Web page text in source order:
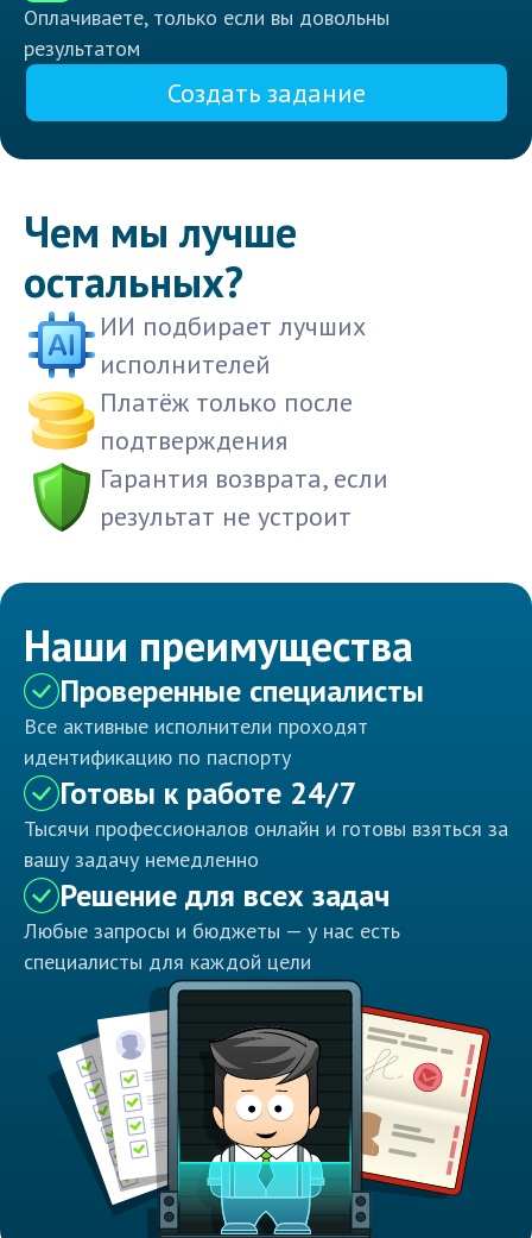
Оплачиваете, только если вы довольны
результатом
Создать задание
Чем мы лучше
остальных?
ИИ подбирает лучших
исполнителей
Платёж только после
подтверждения
Гарантия возврата, если
результат не устроит
Наши преимущества
Проверенные специалисты
Все активные исполнители проходят
идентификацию по паспорту
Готовы к работе 24/7
Тысячи профессионалов онлайн и готовы взяться за
вашу задачу немедленно
Решение для всех задач
Любые запросы и бюджеты — у нас есть
специалисты для каждой цели